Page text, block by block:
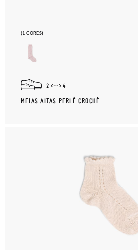
(1 CORES)
2 4
MEIAS ALTAS PERLÉ CROCHÉ